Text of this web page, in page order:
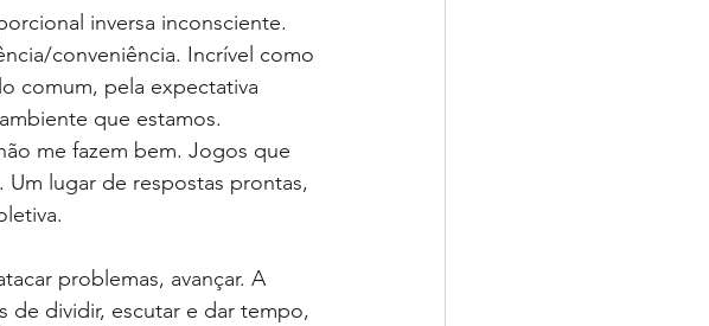
inversa inconsciente.
conveniência. Incrível como
comum, pela expectativa
que estamos.
me fazem bem. Jogos que
Um lugar de respostas prontas,
problemas, avançar. A
de dividir, escutar e dar tempo,